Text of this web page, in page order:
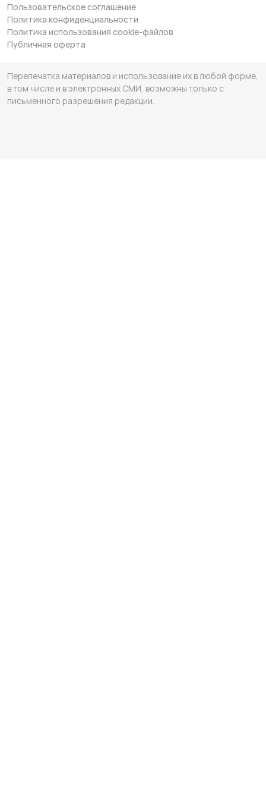
Пользовательское соглашение
Политика конфиденциальности
Политика использования cookie-файлов
Публичная оферта
Перепечатка материалов и использование их в любой форме,
в том числе и в электронных СМИ, возможны только с
письменного разрешения редакции.